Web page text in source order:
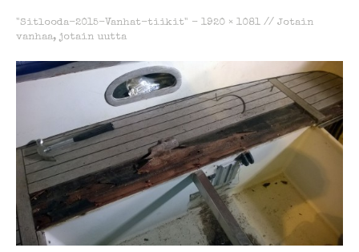
"Sitlooda-2015-Vanhat-tiikit" - 1920 × 1081 // Jotain
vanhaa, jotain uutta